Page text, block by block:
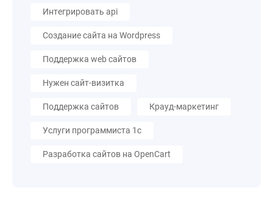
Интегрировать api
Создание сайта на Wordpress
Поддержка web сайтов
Нужен сайт-визитка
Поддержка сайтов Крауд-маркетинг
Услуги программиста 1с
Разработка сайтов на OpenCart